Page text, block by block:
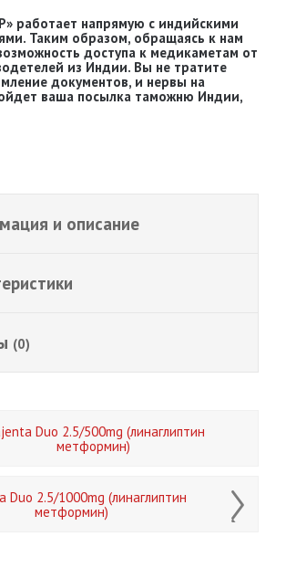
работает напрямую с индийскими
Таким образом, обращаясь к нам
доступа к медикаметам от
из Индии. Вы не тратите
документов, и нервы на
ваша посылка таможню Индии,
и описание
(0)
Duo 2.5/500mg (линаглиптин
метформин)
Duo 2.5/1000mg (линаглиптин
метформин)